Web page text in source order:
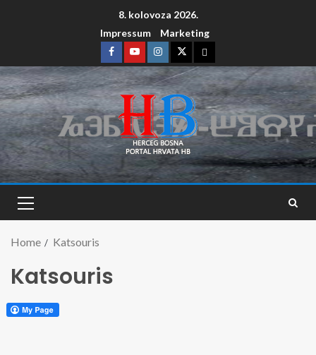
8. kolovoza 2026.
Impressum
Marketing
Home Katsouris
Katsouris